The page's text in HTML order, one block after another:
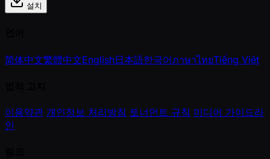
설치
简体中文繁體中文English日本語한국어ภาษาไทยTiếng Việt
이용약관 개인정보 처리방침 토너먼트 규칙 미디어 가이드라
인